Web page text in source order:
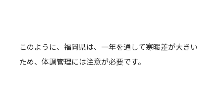
このように、福岡県は、一年を通して寒暖差が大きい
ため、体調管理には注意が必要です。